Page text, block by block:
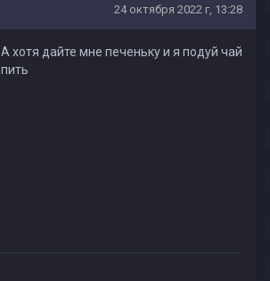
24 октября 2022 г, 13:28
А хотя дайте мне печеньку и я подуй чай
пить